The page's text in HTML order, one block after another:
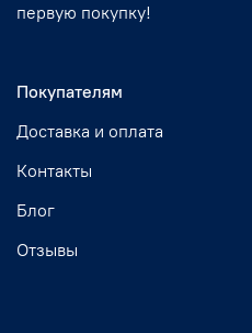
Покупателям
Доставка и оплата
Контакты
Блог
Отзывы
первую покупку!